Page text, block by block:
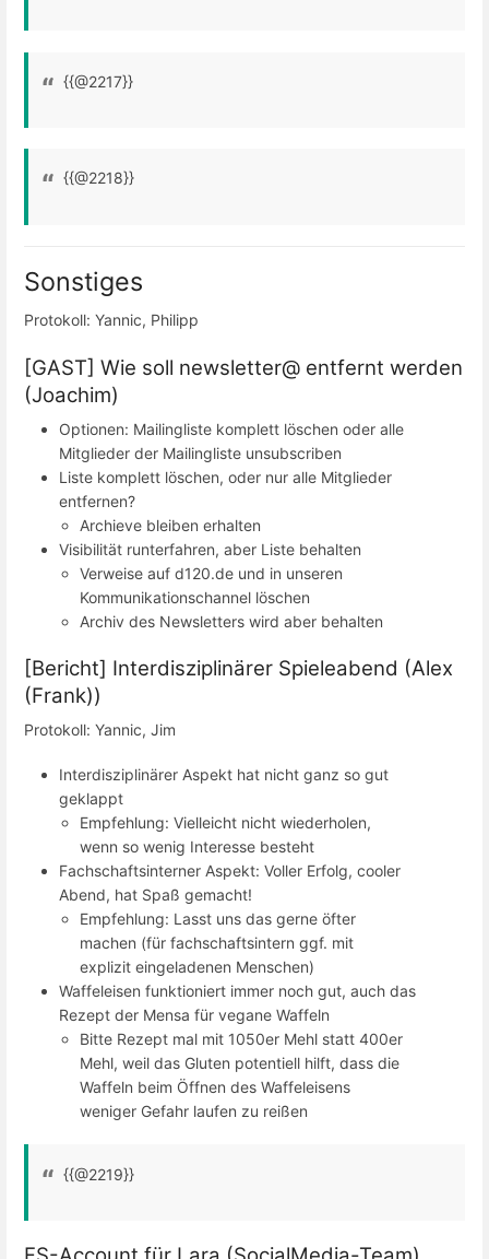
{{@2217}}
{{@2218}}
Sonstiges
Protokoll: Yannic, Philipp
[GAST] Wie soll newsletter@ entfernt werden
(Joachim)
Optionen: Mailingliste komplett löschen oder alle
Mitglieder der Mailingliste unsubscriben
Liste komplett löschen, oder nur alle Mitglieder
entfernen?
Archieve bleiben erhalten
Visibilität runterfahren, aber Liste behalten
Verweise auf d120.de und in unseren
Kommunikationschannel löschen
Archiv des Newsletters wird aber behalten
[Bericht] Interdisziplinärer Spieleabend (Alex
(Frank))
Protokoll: Yannic, Jim
Interdisziplinärer Aspekt hat nicht ganz so gut
geklappt
Empfehlung: Vielleicht nicht wiederholen,
wenn so wenig Interesse besteht
Fachschaftsinterner Aspekt: Voller Erfolg, cooler
Abend, hat Spaß gemacht!
Empfehlung: Lasst uns das gerne öfter
machen (für fachschaftsintern ggf. mit
explizit eingeladenen Menschen)
Waffeleisen funktioniert immer noch gut, auch das
Rezept der Mensa für vegane Waffeln
Bitte Rezept mal mit 1050er Mehl statt 400er
Mehl, weil das Gluten potentiell hilft, dass die
Waffeln beim Öffnen des Waffeleisens
weniger Gefahr laufen zu reißen
{{@2219}}